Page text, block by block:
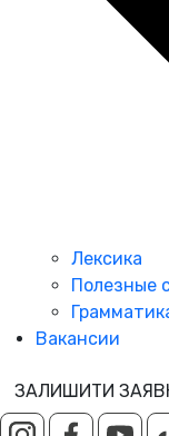
Лексика
Полезные
Вакансии
ЗАЛИШИТИ